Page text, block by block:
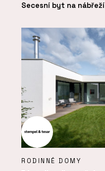
Secesní byt na nábřeží
RODINNÉ DOMY